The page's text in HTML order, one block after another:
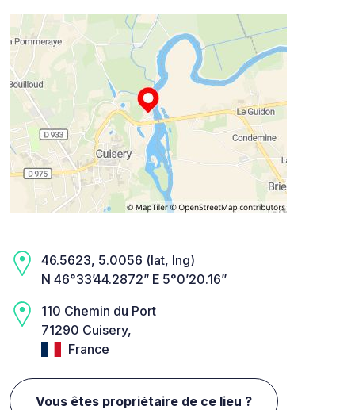
46.5623, 5.0056 (lat, lng)
N 46°33’44.2872” E 5°0’20.16”
110 Chemin du Port
71290 Cuisery,
France
Vous êtes propriétaire de ce lieu ?